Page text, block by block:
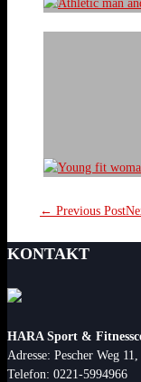
← Previous Post
KONTAKT
HARA Sport &
Adresse: Pescher Weg
Telefon: 0221-5994966